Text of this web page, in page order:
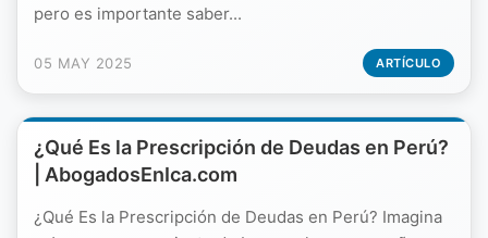
pero es importante saber...
05 MAY 2025 ARTÍCULO
¿Qué Es la Prescripción de Deudas en Perú?
| AbogadosEnIca.com
¿Qué Es la Prescripción de Deudas en Perú? Imagina